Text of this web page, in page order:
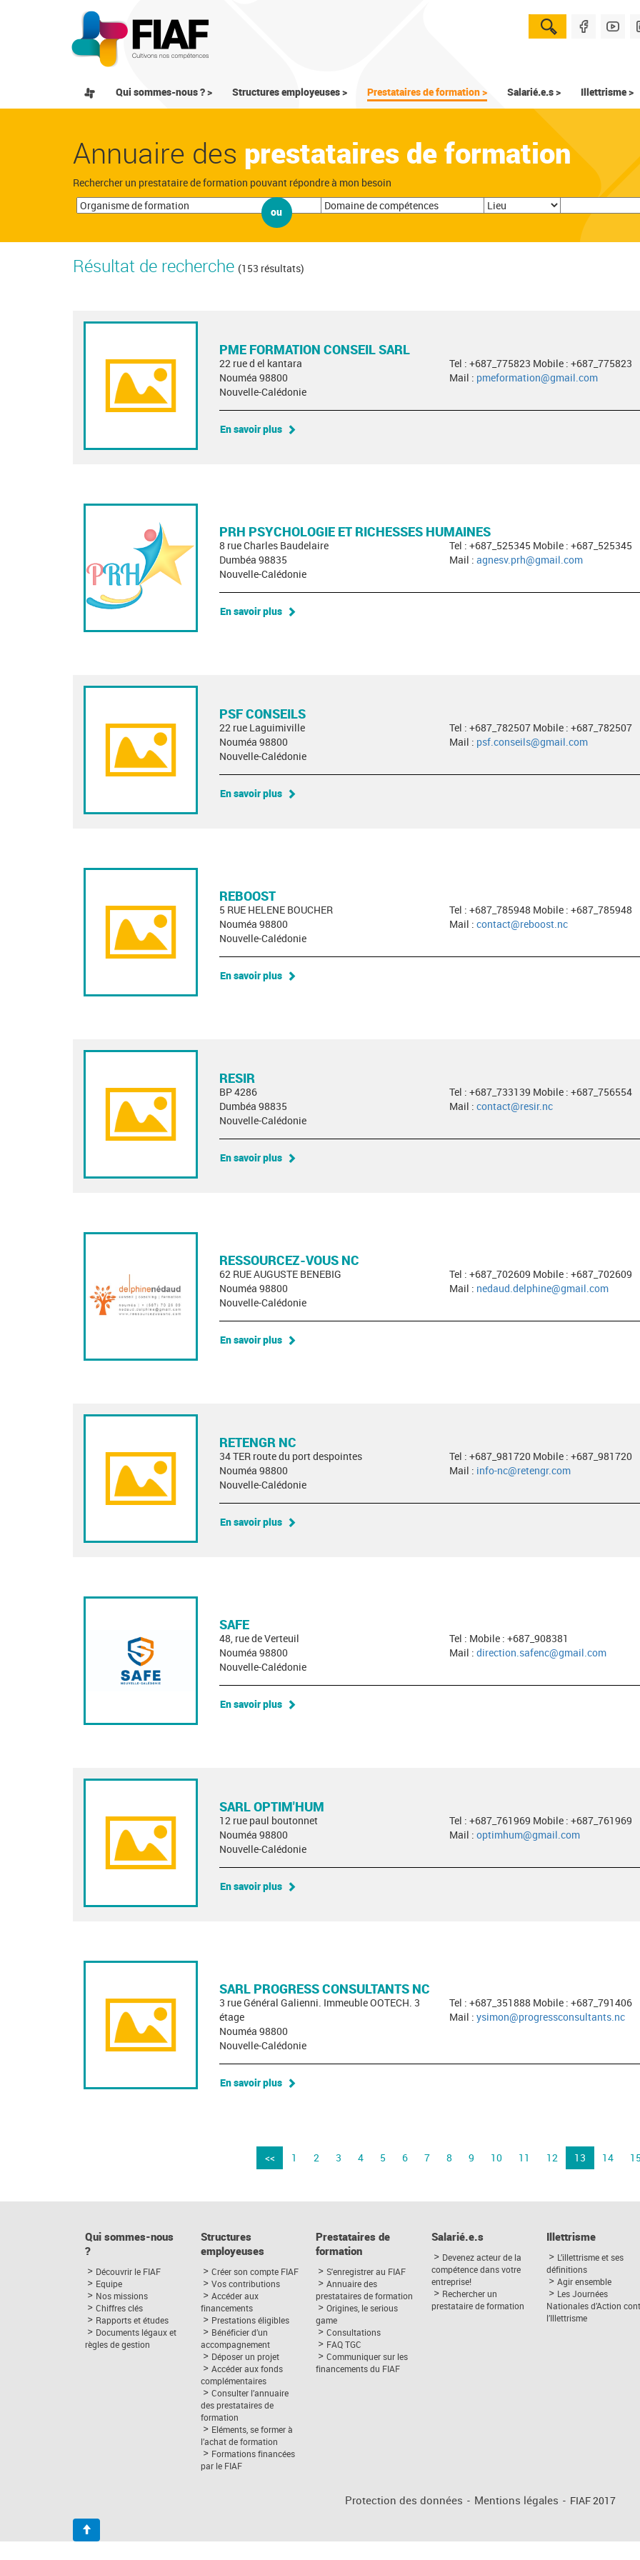
Qui sommes-nous ? > Structures employeuses > Prestataires de formation > Salarié.e.s > Illettrisme >
Annuaire des prestataires de formation
Rechercher un prestataire de formation pouvant répondre à mon besoin
ou
Résultat de recherche (153 résultats)
PME FORMATION CONSEIL SARL
22 rue d el kantara
Nouméa 98800
Nouvelle-Calédonie
Tel : +687_775823 Mobile : +687_775823
Mail : pmeformation@gmail.com
En savoir plus
PRH PSYCHOLOGIE ET RICHESSES HUMAINES
8 rue Charles Baudelaire
Dumbéa 98835
Nouvelle-Calédonie
Tel : +687_525345 Mobile : +687_525345
Mail : agnesv.prh@gmail.com
En savoir plus
PSF CONSEILS
22 rue Laguimiville
Nouméa 98800
Nouvelle-Calédonie
Tel : +687_782507 Mobile : +687_782507
Mail : psf.conseils@gmail.com
En savoir plus
REBOOST
5 RUE HELENE BOUCHER
Nouméa 98800
Nouvelle-Calédonie
Tel : +687_785948 Mobile : +687_785948
Mail : contact@reboost.nc
En savoir plus
RESIR
BP 4286
Dumbéa 98835
Nouvelle-Calédonie
Tel : +687_733139 Mobile : +687_756554
Mail : contact@resir.nc
En savoir plus
RESSOURCEZ-VOUS NC
62 RUE AUGUSTE BENEBIG
Nouméa 98800
Nouvelle-Calédonie
Tel : +687_702609 Mobile : +687_702609
Mail : nedaud.delphine@gmail.com
En savoir plus
RETENGR NC
34 TER route du port despointes
Nouméa 98800
Nouvelle-Calédonie
Tel : +687_981720 Mobile : +687_981720
Mail : info-nc@retengr.com
En savoir plus
SAFE
48, rue de Verteuil
Nouméa 98800
Nouvelle-Calédonie
Tel : Mobile : +687_908381
Mail : direction.safenc@gmail.com
En savoir plus
SARL OPTIM'HUM
12 rue paul boutonnet
Nouméa 98800
Nouvelle-Calédonie
Tel : +687_761969 Mobile : +687_761969
Mail : optimhum@gmail.com
En savoir plus
SARL PROGRESS CONSULTANTS NC
3 rue Général Galienni. Immeuble OOTECH. 3
étage
Nouméa 98800
Nouvelle-Calédonie
Tel : +687_351888 Mobile : +687_791406
Mail : ysimon@progressconsultants.nc
En savoir plus
<< 1 2 3 4 5 6 7 8 9 10 11 12 13 14 15
Qui sommes-nous
?
Découvrir le FIAF
Equipe
Nos missions
Chiffres clés
Rapports et études
Documents légaux et
règles de gestion
Structures
employeuses
Créer son compte FIAF
Vos contributions
Accéder aux
financements
Prestations éligibles
Bénéficier d’un
accompagnement
Déposer un projet
Accéder aux fonds
complémentaires
Consulter l’annuaire
des prestataires de
formation
Eléments, se former à
l’achat de formation
Formations financées
par le FIAF
Prestataires de
formation
S'enregistrer au FIAF
Annuaire des
prestataires de formation
Origines, le serious
game
Consultations
FAQ TGC
Communiquer sur les
financements du FIAF
Salarié.e.s
Devenez acteur de la
compétence dans votre
entreprise!
Rechercher un
prestataire de formation
Illettrisme
L’illettrisme et ses
définitions
Agir ensemble
Les Journées
Nationales d’Action
l’Illettrisme
Protection des données - Mentions légales - FIAF 2017